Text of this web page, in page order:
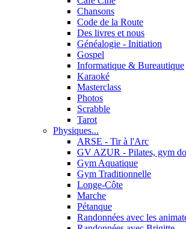
Chansons
Code de la Route
Des livres et nous
Généalogie - Initiation
Gospel
Informatique & Bureautique
Karaoké
Masterclass
Photos
Scrabble
Tarot
Physiques...
ARSE - Tir à l'Arc
GV AZUR - Pilates, gym
Gym Aquatique
Gym Traditionnelle
Longe-Côte
Marche
Pétanque
Randonnées avec les